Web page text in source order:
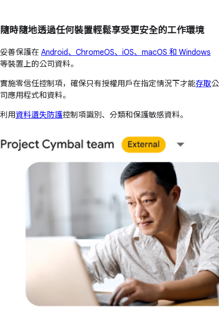
隨時隨地透過任何裝置輕鬆享受更安全的工作環境
妥善保護在 Android、ChromeOS、iOS、macOS 和 Windows
等裝置上的公司資料。
實施零信任控制項，確保只有授權用戶在指定情況下才能存取公
司應用程式和資料。
利用資料遺失防護控制項識別、分類和保護敏感資料。